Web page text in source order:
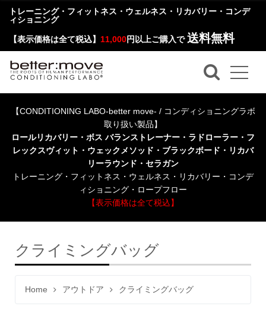
トレーニング・フィットネス・ウェルネス・リカバリー・コンデ
ィショニング
【表示価格は全て税込】 11,000円以上ご購入で 送料無料
【CONDITIONING LABO-better move- / コンディショニングラボ
取り扱い製品】
ロールリカバリー・ボス バランストレーナー・ラドローラー・フ
レックスヴィット・ウェックメソッド・ブラックボード・リカバ
リーラウンド・セラガン
トレーニング・フィットネス・ウェルネス・リカバリー・コンデ
ィショニング・ロープフロー
【表示価格は全て税込】
クライミングバッグ
Home アウトドア クライミングバッグ